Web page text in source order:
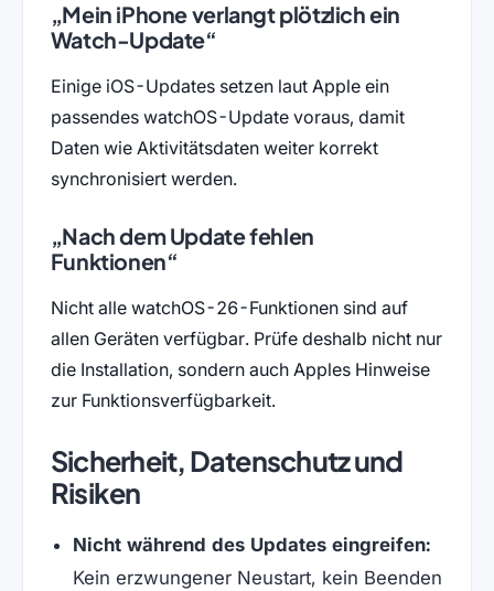
„Mein iPhone verlangt plötzlich ein
Watch-Update“
Einige iOS-Updates setzen laut Apple ein
passendes watchOS-Update voraus, damit
Daten wie Aktivitätsdaten weiter korrekt
synchronisiert werden.
„Nach dem Update fehlen
Funktionen“
Nicht alle watchOS-26-Funktionen sind auf
allen Geräten verfügbar. Prüfe deshalb nicht nur
die Installation, sondern auch Apples Hinweise
zur Funktionsverfügbarkeit.
Sicherheit, Datenschutz und
Risiken
Nicht während des Updates eingreifen:
Kein erzwungener Neustart, kein Beenden